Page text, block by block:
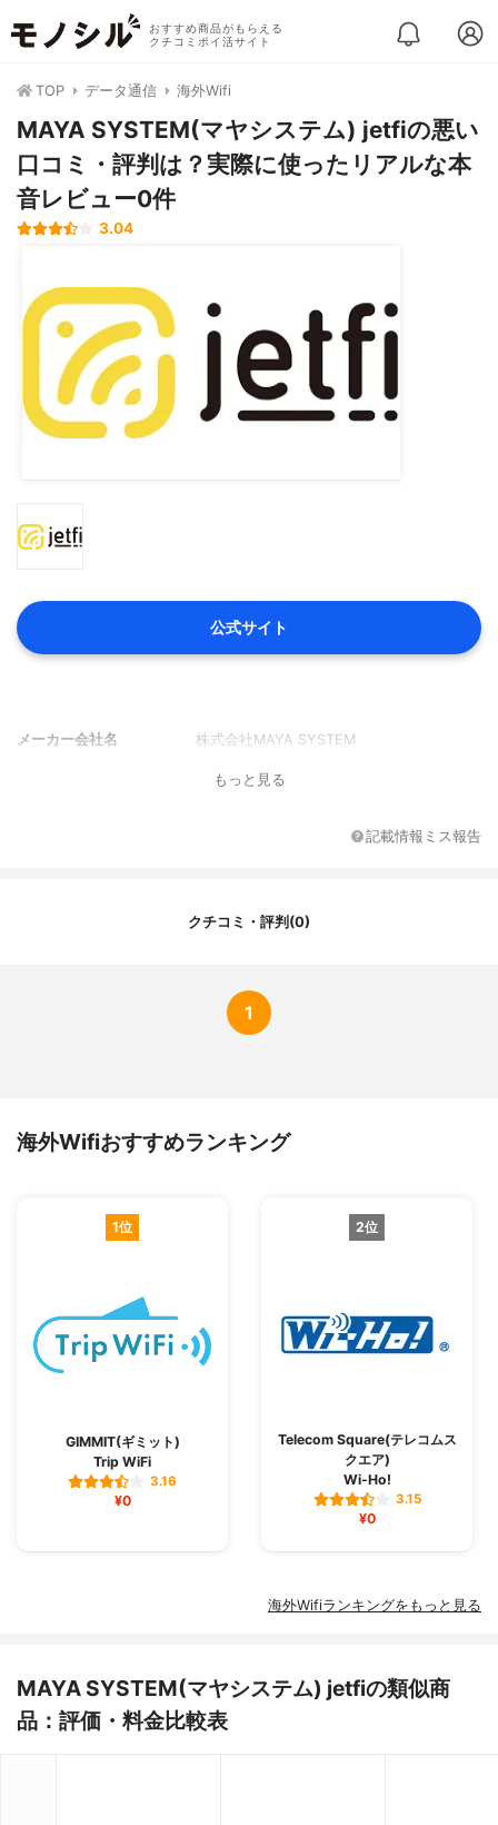
おすすめ商品がもらえる
クチコミポイ活サイト
TOP データ通信 海外Wifi
MAYA SYSTEM(マヤシステム) jetfiの悪い
口コミ・評判は？実際に使ったリアルな本
音レビュー0件
3.04
公式サイト
メーカー会社名 株式会社MAYA SYSTEM
もっと見る
記載情報ミス報告
クチコミ・評判(0)
1
海外Wifiおすすめランキング
1位
GIMMIT(ギミット)
Trip WiFi
3.16
¥0
2位
Telecom Square(テレコムス
クエア)
Wi-Ho!
3.15
¥0
海外Wifiランキングをもっと見る
MAYA SYSTEM(マヤシステム) jetfiの類似商
品：評価・料金比較表